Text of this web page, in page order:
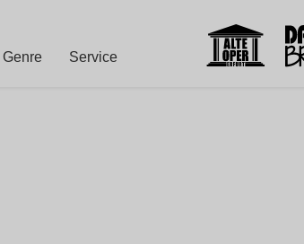
Genre Service